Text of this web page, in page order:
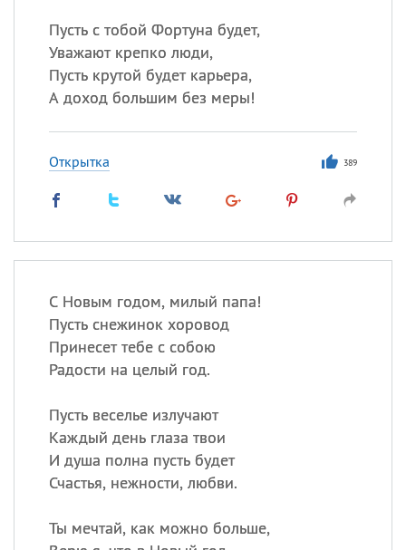
Пусть с тобой Фортуна будет,
Уважают крепко люди,
Пусть крутой будет карьера,
А доход большим без меры!
Открытка 389
С Новым годом, милый папа!
Пусть снежинок хоровод
Принесет тебе с собою
Радости на целый год.
Пусть веселье излучают
Каждый день глаза твои
И душа полна пусть будет
Счастья, нежности, любви.
Ты мечтай, как можно больше,